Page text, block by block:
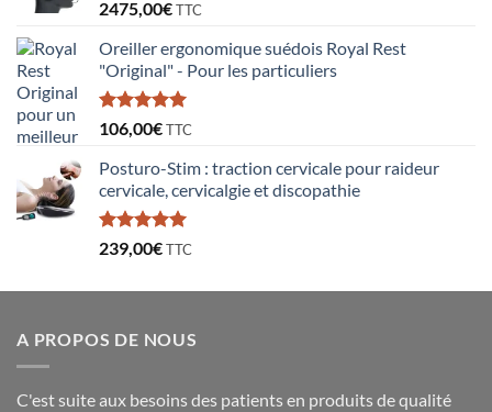
2475,00€TTC
Oreiller ergonomique suédois Royal Rest
"Original" - Pour les particuliers
Note5.00
sur 5
106,00€TTC
Posturo-Stim : traction cervicale pour raideur
cervicale, cervicalgie et discopathie
Note5.00
sur 5
239,00€TTC
A PROPOS DE NOUS
C'est suite aux besoins des patients en produits de qualité